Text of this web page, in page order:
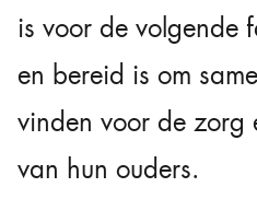
is voor de volgende
en bereid is om
vinden voor de zorg
van hun ouders.